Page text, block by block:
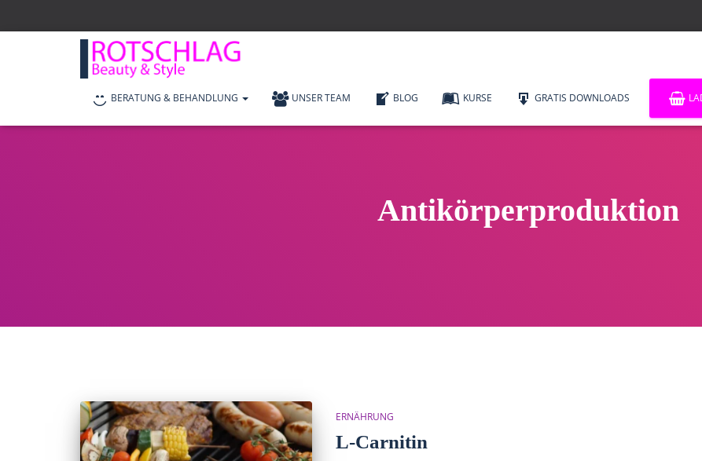
BERATUNG & BEHANDLUNG UNSER TEAM BLOG KURSE GRATIS DOWNLOADS
Antikörperproduktion
ERNÄHRUNG
L-Carnitin